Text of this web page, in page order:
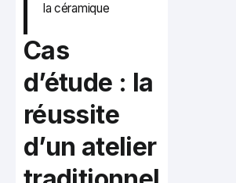
la céramique
Cas
d’étude : la
réussite
d’un atelier